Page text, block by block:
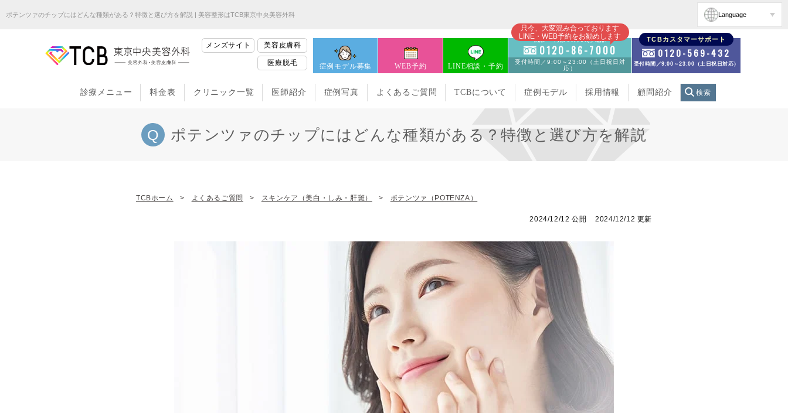
ポテンツァのチップにはどんな種類がある？特徴と選び方を解説 | 美容整形はTCB東京中央美容外科 Language
メンズサイト 美容皮膚科
医療脱毛 症例モデル募集 WEB予約 LINE相談・予約
只今、大変混み合っております
LINE・WEB予約をお勧めします
初診・再診の方のお電話
0120-86-7000
受付時間／9:00～23:00（土日祝日対
応）
TCBカスタマーサポート
0120-569-432
受付時間／9:00～23:00（土日祝日対応）
診療メニュー 料金表 クリニック一覧 医師紹介 症例写真 よくあるご質問 TCBについて 症例モデル 採用情報 顧問紹介 検索
ポテンツァのチップにはどんな種類がある？特徴と選び方を解説
TCBホーム よくあるご質問 スキンケア（美白・しみ・肝斑） ポテンツァ（POTENZA）
2024/12/12 公開 2024/12/12 更新